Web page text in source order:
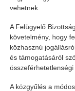
vehetnek.
A Felügyelő
követelmény, hogy
közhasznú
és támogatásáról
összeférhetetlenségi
A közgyűlés a